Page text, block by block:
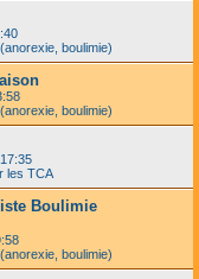
boulimie)
boulimie)
les TCA
Boulimie
boulimie)